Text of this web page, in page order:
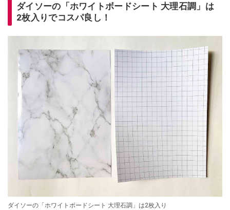
ダイソーの「ホワイトボードシート 大理石調」は
2枚入りでコスパ良し！
ダイソーの「ホワイトボードシート 大理石調」は2枚入り